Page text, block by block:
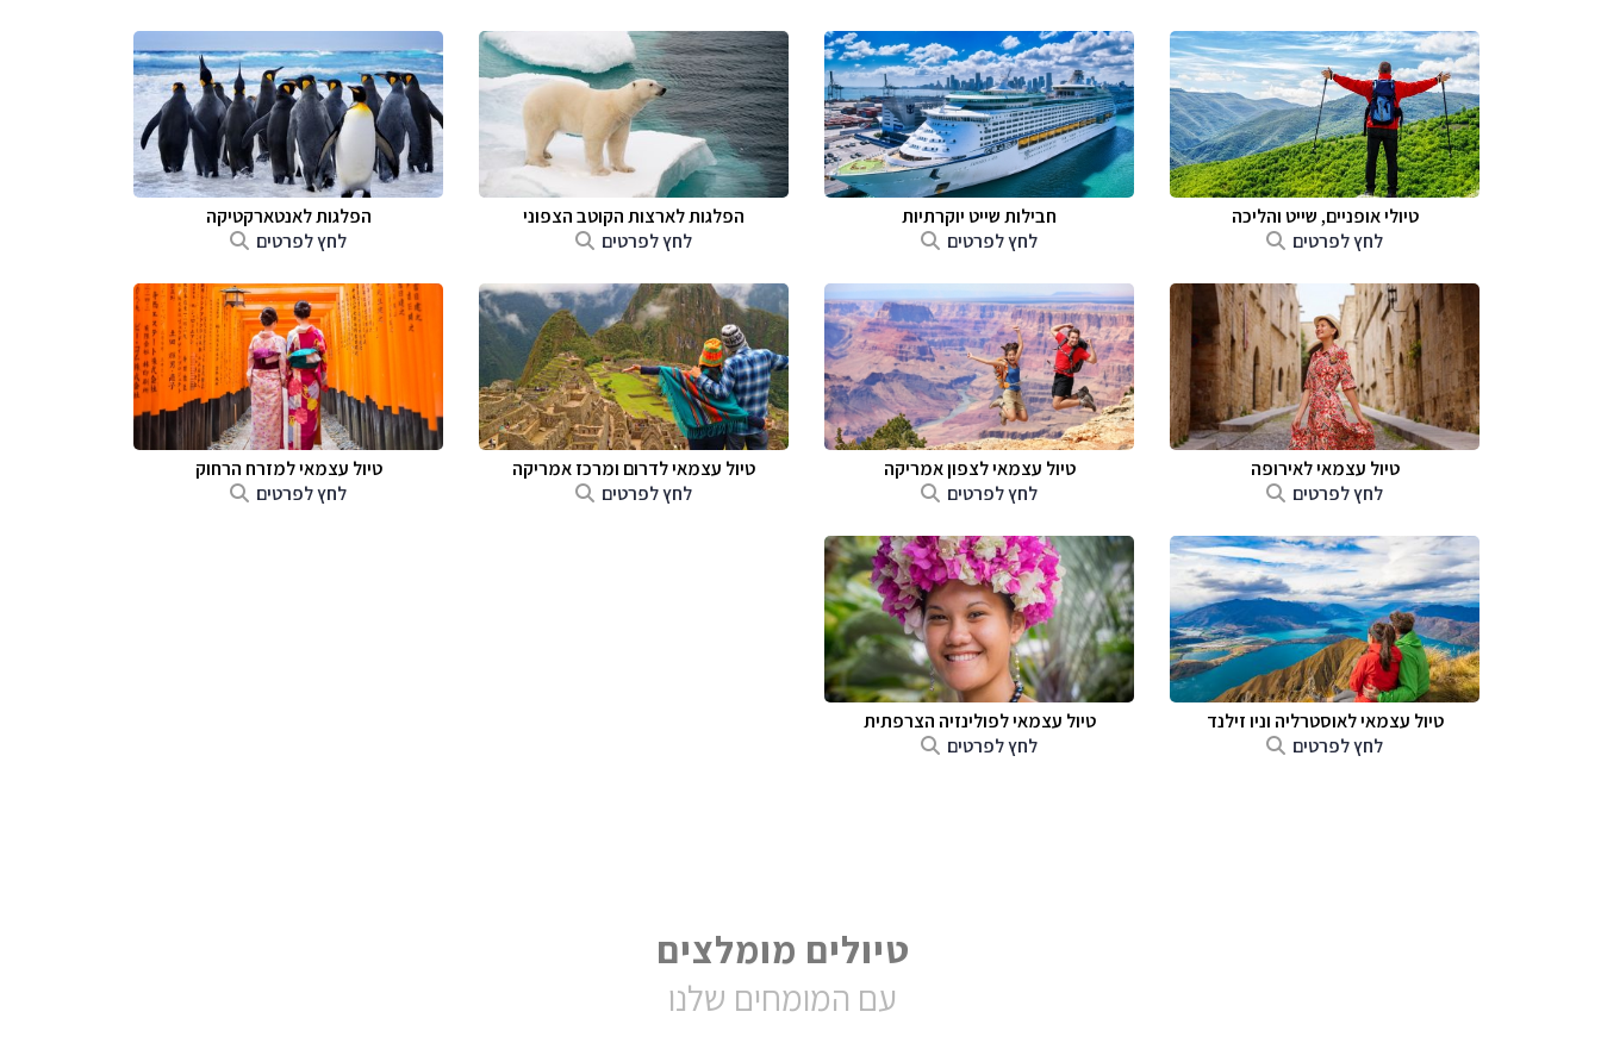
טיולי אופניים, שייט והליכה
לחץ לפרטים
חבילות שייט יוקרתיות
לחץ לפרטים
הפלגות לארצות הקוטב הצפוני
לחץ לפרטים
הפלגות לאנטארקטיקה
לחץ לפרטים
טיול עצמאי לאירופה
לחץ לפרטים
טיול עצמאי לצפון אמריקה
לחץ לפרטים
טיול עצמאי לדרום ומרכז אמריקה
לחץ לפרטים
טיול עצמאי למזרח הרחוק
לחץ לפרטים
טיול עצמאי לאוסטרליה וניו זילנד
לחץ לפרטים
טיול עצמאי לפולינזיה הצרפתית
לחץ לפרטים
טיולים מומלצים
עם המומחים שלנו